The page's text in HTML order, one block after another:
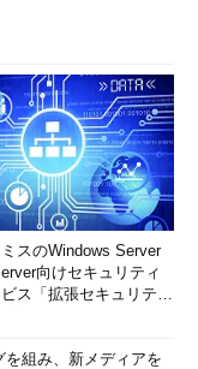
スのWindows Server
向けセキュリティ
ス「拡張セキュリティ
組み、新メディアを